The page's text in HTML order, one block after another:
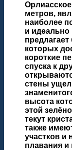
метров,
наиболее
и идеально
которых
короткие
спуска к
стены
высота
этой
текут
также
участков и
плавания и